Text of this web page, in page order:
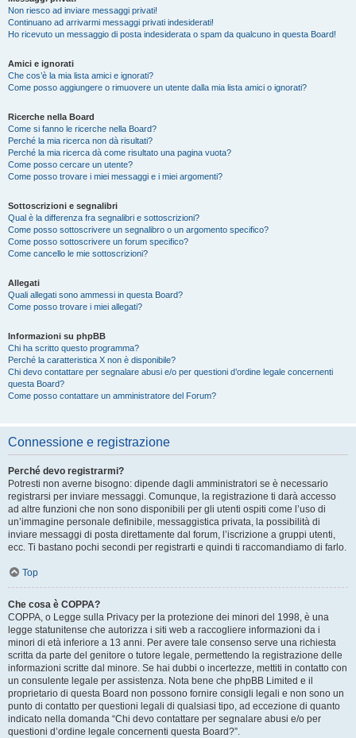
Non riesco ad inviare messaggi privati!
Continuano ad arrivarmi messaggi privati indesiderati!
Ho ricevuto un messaggio di posta indesiderata o spam da qualcuno in questa Board!
Amici e ignorati
Che cos’è la mia lista amici e ignorati?
Come posso aggiungere o rimuovere un utente dalla mia lista amici o ignorati?
Ricerche nella Board
Come si fanno le ricerche nella Board?
Perché la mia ricerca non dà risultati?
Perché la mia ricerca dà come risultato una pagina vuota?
Come posso cercare un utente?
Come posso trovare i miei messaggi e i miei argomenti?
Sottoscrizioni e segnalibri
Qual è la differenza fra segnalibri e sottoscrizioni?
Come posso sottoscrivere un segnalibro o un argomento specifico?
Come posso sottoscrivere un forum specifico?
Come cancello le mie sottoscrizioni?
Allegati
Quali allegati sono ammessi in questa Board?
Come posso trovare i miei allegati?
Informazioni su phpBB
Chi ha scritto questo programma?
Perché la caratteristica X non è disponibile?
Chi devo contattare per segnalare abusi e/o per questioni d’ordine legale concernenti
questa Board?
Come posso contattare un amministratore del Forum?
Connessione e registrazione
Perché devo registrarmi?
Potresti non averne bisogno: dipende dagli amministratori se è necessario
registrarsi per inviare messaggi. Comunque, la registrazione ti darà accesso
ad altre funzioni che non sono disponibili per gli utenti ospiti come l’uso di
un’immagine personale definibile, messaggistica privata, la possibilità di
inviare messaggi di posta direttamente dal forum, l’iscrizione a gruppi utenti,
ecc. Ti bastano pochi secondi per registrarti e quindi ti raccomandiamo di farlo.
Top
Che cosa è COPPA?
COPPA, o Legge sulla Privacy per la protezione dei minori del 1998, è una
legge statunitense che autorizza i siti web a raccogliere informazioni da i
minori di età inferiore a 13 anni. Per avere tale consenso serve una richiesta
scritta da parte del genitore o tutore legale, permettendo la registrazione delle
informazioni scritte dal minore. Se hai dubbi o incertezze, mettiti in contatto con
un consulente legale per assistenza. Nota bene che phpBB Limited e il
proprietario di questa Board non possono fornire consigli legali e non sono un
punto di contatto per questioni legali di qualsiasi tipo, ad eccezione di quanto
indicato nella domanda “Chi devo contattare per segnalare abusi e/o per
questioni d’ordine legale concernenti questa Board?”.